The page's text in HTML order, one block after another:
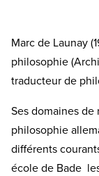
Marc de Launay
philosophie
traducteur de
Ses domaines
philosophie
différents
école de Bade